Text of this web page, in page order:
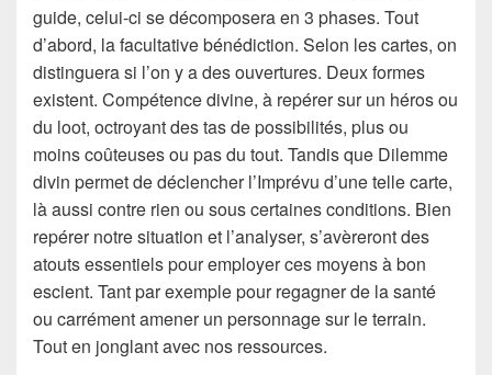
guide, celui-ci se décomposera en 3 phases. Tout
d’abord, la facultative bénédiction. Selon les cartes, on
distinguera si l’on y a des ouvertures. Deux formes
existent. Compétence divine, à repérer sur un héros ou
du loot, octroyant des tas de possibilités, plus ou
moins coûteuses ou pas du tout. Tandis que Dilemme
divin permet de déclencher l’Imprévu d’une telle carte,
là aussi contre rien ou sous certaines conditions. Bien
repérer notre situation et l’analyser, s’avèreront des
atouts essentiels pour employer ces moyens à bon
escient. Tant par exemple pour regagner de la santé
ou carrément amener un personnage sur le terrain.
Tout en jonglant avec nos ressources.